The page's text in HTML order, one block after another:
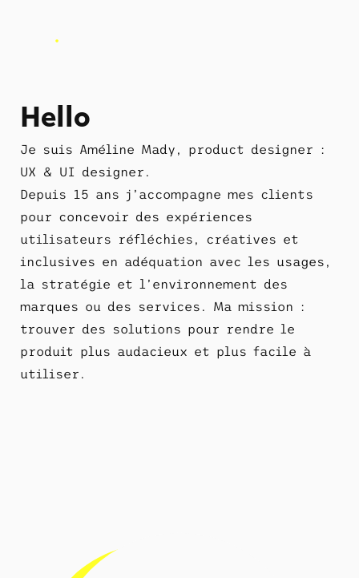
Hello
Je suis Améline Mady, product designer :
UX & UI designer.
Depuis 15 ans j’accompagne mes clients
pour concevoir des expériences
utilisateurs réfléchies, créatives et
inclusives en adéquation avec les usages,
la stratégie et l’environnement des
marques ou des services. Ma mission :
trouver des solutions pour rendre le
produit plus audacieux et plus facile à
utiliser.